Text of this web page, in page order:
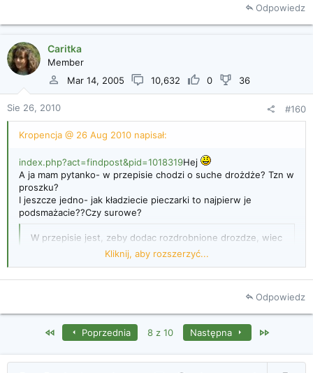
Odpowiedz
Caritka
Member
Mar 14, 2005
10,632 0 36
Sie 26, 2010 #160
Kropencja @ 26 Aug 2010 napisał:
index.php?act=findpost&pid=1018319Hej
A ja mam pytanko- w przepisie chodzi o suche drożdże? Tzn w
proszku?
I jeszcze jedno- jak kładziecie pieczarki to najpierw je
podsmażacie??Czy surowe?
W przepisie jest, zeby dodac rozdrobnione drozdze, wiec
Kliknij, aby rozszerzyć...
Kliknij, aby rozszerzyć...
Odpowiedz
First Poprzednia 8 z 10 Następna